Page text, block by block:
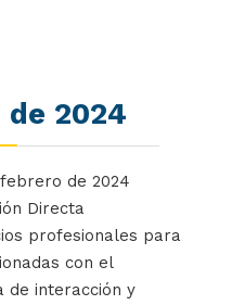
de 2024
de 2024
Directa
profesionales para
con el
de interacción y